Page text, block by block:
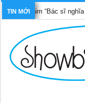
TIN MỚI
phim “Bác sĩ nghĩa hiệp”